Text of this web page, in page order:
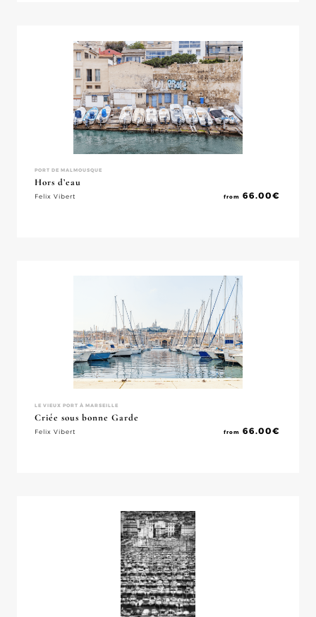
PORT DE MALMOUSQUE
Hors d’eau
Felix Vibert from 66.00€
LE VIEUX PORT À MARSEILLE
Criée sous bonne Garde
Felix Vibert from 66.00€